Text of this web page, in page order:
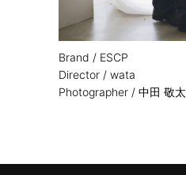
Brand / ESCP
Director / wata
Photographer / 中田 敬太